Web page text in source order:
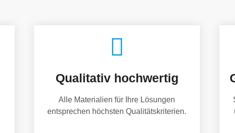
Qualitativ hochwertig
Alle Materialien für Ihre Lösungen
entsprechen höchsten Qualitätskriterien.